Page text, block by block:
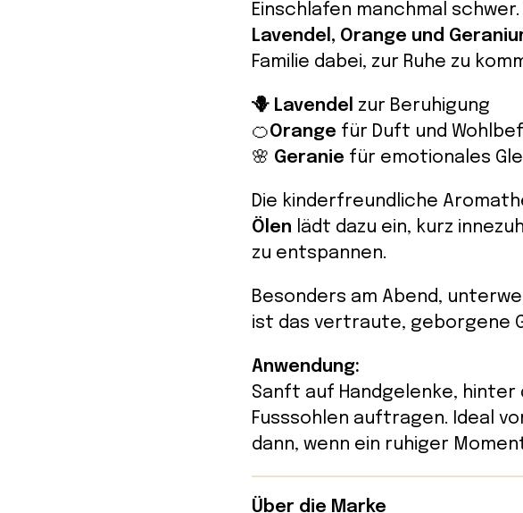
Einschlafen manchmal
Lavendel, Orange und
Familie dabei, zur Ruhe zu
🪻 Lavendel zur Beruhigung
🍊Orange für Duft und
🌸 Geranie für emotionales
Die kinderfreundliche
Ölen lädt dazu ein, kurz
zu entspannen.
Besonders am Abend,
ist das vertraute, geborgene
Anwendung:
Sanft auf Handgelenke, hinter
Fusssohlen auftragen. Ideal
dann, wenn ein ruhiger
Über die Marke